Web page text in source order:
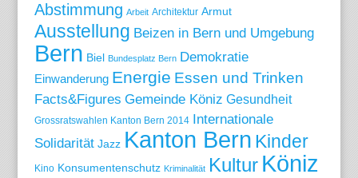
Abstimmung Arbeit Architektur Armut
Ausstellung Beizen in Bern und Umgebung
Bern Biel Bundesplatz Bern Demokratie
Einwanderung Energie Essen und Trinken
Facts&Figures Gemeinde Köniz Gesundheit
Grossratswahlen Kanton Bern 2014
Internationale
Solidarität Jazz Kanton Bern Kinder
Kino Konsumentenschutz Kriminalität Kultur Köniz